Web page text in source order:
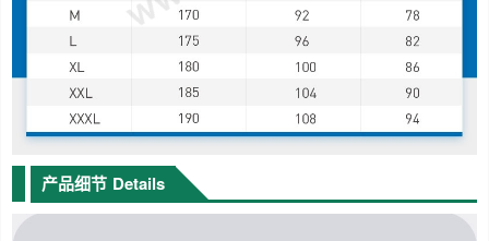
产品细节 Details